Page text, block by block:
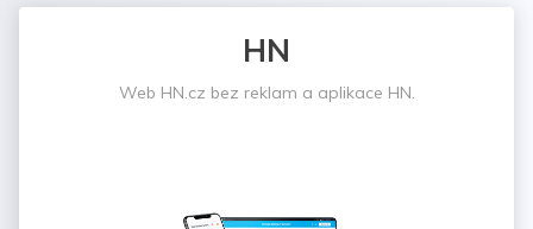
HN
Web HN.cz bez reklam a aplikace HN.